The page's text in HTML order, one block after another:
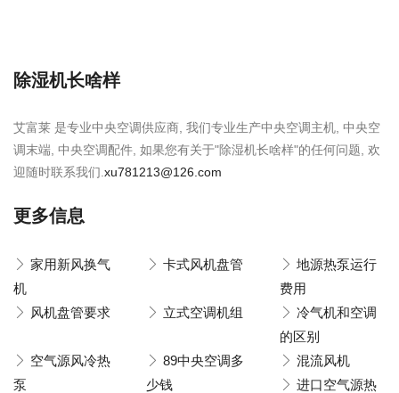
除湿机长啥样
艾富莱 是专业中央空调供应商, 我们专业生产中央空调主机, 中央空
调末端, 中央空调配件, 如果您有关于"除湿机长啥样"的任何问题, 欢
迎随时联系我们. xu781213@126.com
更多信息
家用新风换气
机
卡式风机盘管
地源热泵运行
费用
风机盘管要求
立式空调机组
冷气机和空调
的区别
空气源风冷热
泵
89中央空调多
少钱
混流风机
进口空气源热